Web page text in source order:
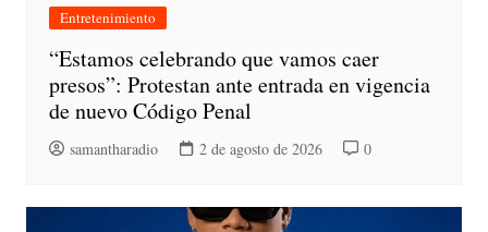
Entretenimiento
“Estamos celebrando que vamos caer
presos”: Protestan ante entrada en vigencia
de nuevo Código Penal
samantharadio 2 de agosto de 2026 0